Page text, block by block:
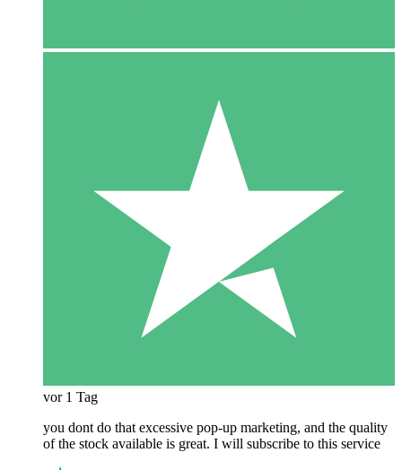
vor 1 Tag
you dont do that excessive pop-up marketing, and the quality
of the stock available is great. I will subscribe to this service